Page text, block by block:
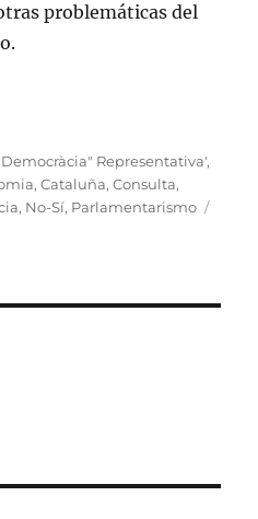
problemáticas del
Representativa',
,Cataluña,Consulta,
, No-Sí, Parlamentarismo